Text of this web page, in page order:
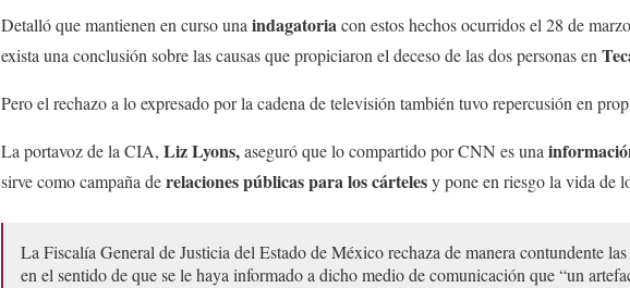
Detalló que mantienen en curso unaindagatoriacon estos hechos ocurridos el 28 de
exista una conclusión sobre las causas que propiciaron el deceso de las dos personas en
Pero el rechazo a lo expresado por la cadena de televisión también tuvo repercusión en
La portavoz de la CIA, Liz Lyons,aseguró que lo compartido por CNN es una
sirve como campaña derelaciones públicas para los cártelesy pone en riesgo la vida de
La Fiscalía General de Justicia del Estado de México rechaza de manera contundente
en el sentido de que se le haya informado a dicho medio de comunicación que “un